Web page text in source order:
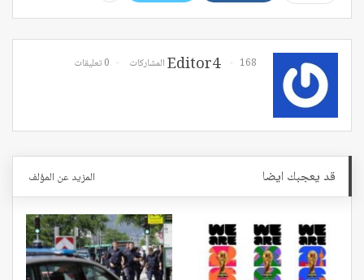
Editor4 168 المشاركات 0 تعليقات
قد يعجبك ايضا المزيد عن المؤلف